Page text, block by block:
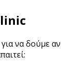
να δούμε αν